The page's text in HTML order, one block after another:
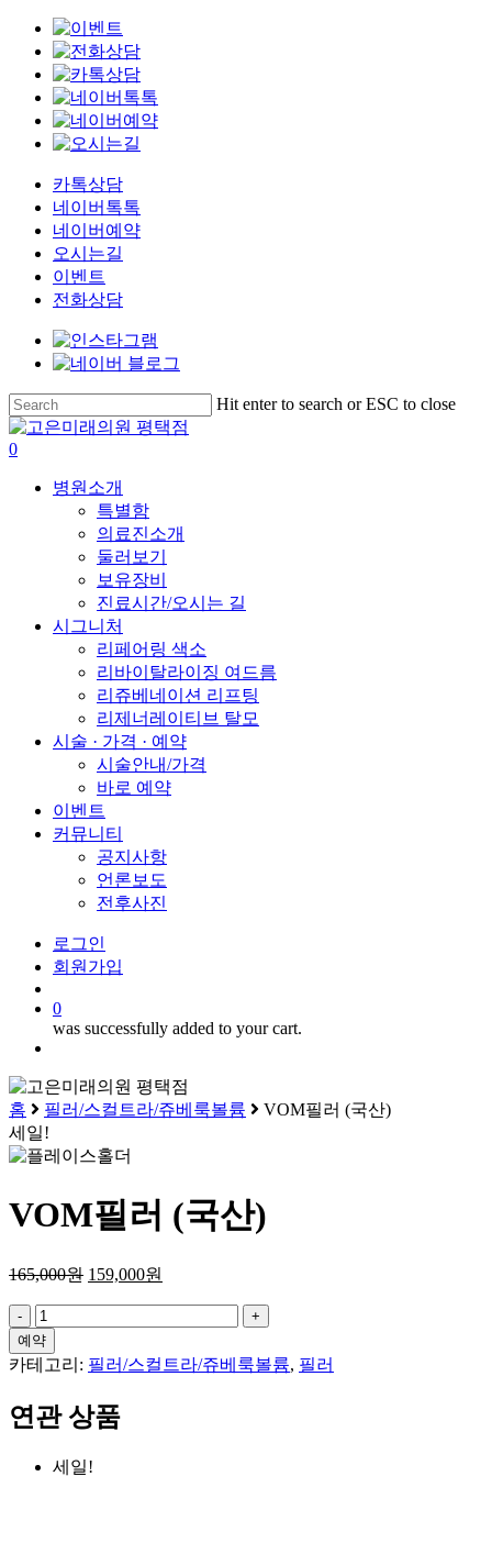
카톡상담
네이버톡톡
네이버예약
오시는길
이벤트
전화상담
Skip
to
main
content
Hit enter to search or ESC to close
Close
Search
search
0
병원소개
특별함
의료진소개
둘러보기
보유장비
진료시간/오시는 길
시그니처
리페어링 색소
리바이탈라이징 여드름
리쥬베네이션 리프팅
리제너레이티브 탈모
시술 · 가격 · 예약
시술안내/가격
바로 예약
이벤트
커뮤니티
공지사항
언론보도
전후사진
로그인
회원가입
0
was successfully added to your cart.
홈 필러/스컬트라/쥬베룩볼륨
VOM필러 (국산)
세일!
VOM필러 (국산)
165,000원 159,000원
VOM
필
러
(국
산)
수
예약
카테고리: 필러/스컬트라/쥬베룩볼륨, 필러
연관 상품
세일!